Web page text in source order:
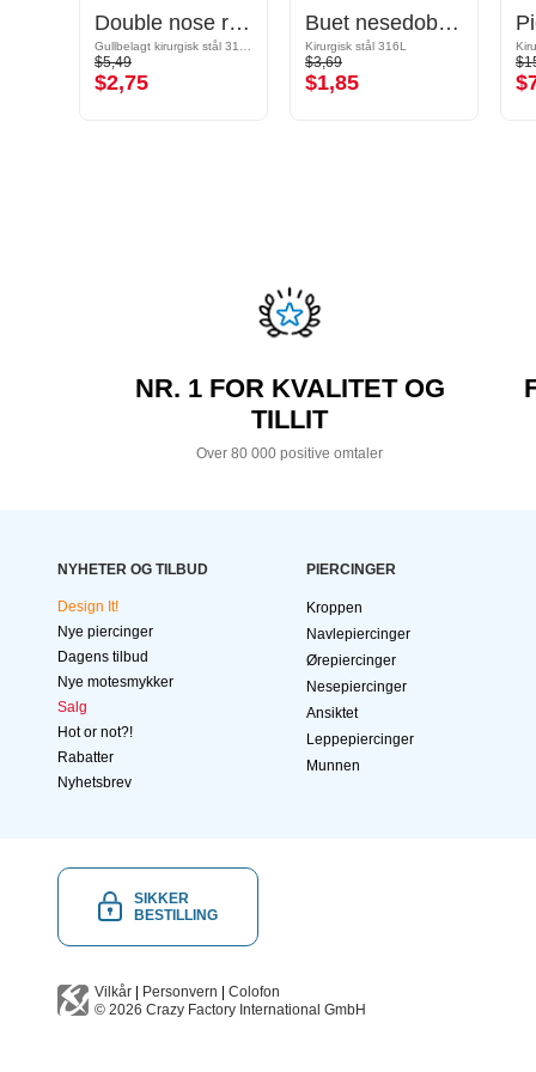
Double nose ring (surgical steel, gold, shiny finish)
$5,49
$2,75
Buet nesedobb (kirurgisk stål, sølv, skinnende finish)
Kirurgisk stål 316L
$3,69
$1,85
NR. 1 FOR KVALITET OG
TILLIT
Over 80 000 positive omtaler
NYHETER OG TILBUD
Design It!
Nye piercinger
Dagens tilbud
Nye motesmykker
Salg
Hot or not?!
Rabatter
Nyhetsbrev
PIERCINGER
Kroppen
Navlepiercinger
Ørepiercinger
Nesepiercinger
Ansiktet
Leppepiercinger
Munnen
SIKKER
BESTILLING
Vilkår Personvern
Colofon
© 2026 Crazy Factory International GmbH